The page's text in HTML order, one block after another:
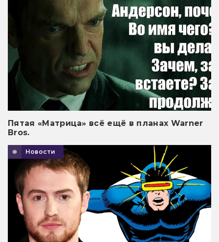
Пятая «Матрица» всё ещё в планах Warner
Bros.
Новости